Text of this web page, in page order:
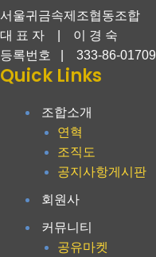
서울귀금속제조협동조합
대 표 자 | 이 경 숙
등록번호 | 333-86-01709
Quick Links
조합소개
연혁
조직도
공지사항게시판
회원사
커뮤니티
공유마켓